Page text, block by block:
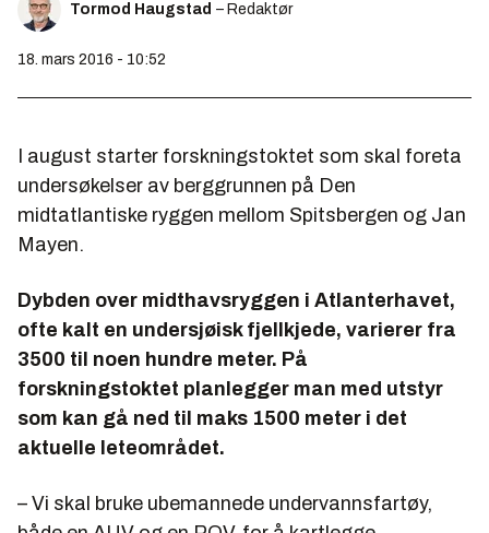
Tormod Haugstad – Redaktør
18. mars 2016 - 10:52
I august starter forskningstoktet som skal foreta
undersøkelser av berggrunnen på Den
midtatlantiske ryggen mellom Spitsbergen og Jan
Mayen.
Dybden over midthavsryggen i Atlanterhavet,
ofte kalt en undersjøisk fjellkjede, varierer fra
3500 til noen hundre meter. På
forskningstoktet planlegger man med utstyr
som kan gå ned til maks 1500 meter i det
aktuelle leteområdet.
– Vi skal bruke ubemannede undervannsfartøy,